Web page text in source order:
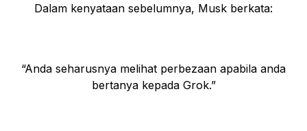
Dalam kenyataan sebelumnya, Musk berkata:
“Anda seharusnya melihat perbezaan apabila anda
bertanya kepada Grok.”